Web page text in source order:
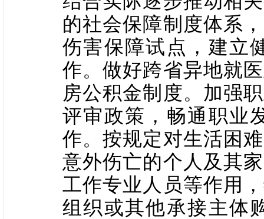
的社会保障制度体系
伤害保障试点，建立
作。做好跨省异地就
房公积金制度。加强
评审政策，畅通职业
作。按规定对生活困
意外伤亡的个人及其
工作专业人员等作用
组织或其他承接主体